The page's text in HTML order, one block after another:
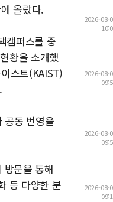
올랐다.
캠퍼스를 중
황을 소개했
스트(KAIST)
공동 번영을
문을 통해
등 다양한 분
2026-08-
2026-08-
2026-08-
2026-08-